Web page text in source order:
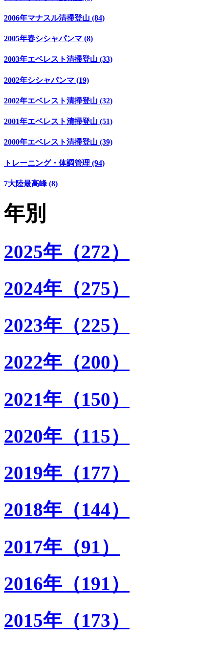
2006年マナスル清掃登山 (84)
2005年春シシャパンマ (8)
2003年エベレスト清掃登山 (33)
2002年シシャパンマ (19)
2002年エベレスト清掃登山 (32)
2001年エベレスト清掃登山 (51)
2000年エベレスト清掃登山 (39)
トレーニング・体調管理 (94)
7大陸最高峰 (8)
年別
2025年（272）
2024年（275）
2023年（225）
2022年（200）
2021年（150）
2020年（115）
2019年（177）
2018年（144）
2017年（91）
2016年（191）
2015年（173）